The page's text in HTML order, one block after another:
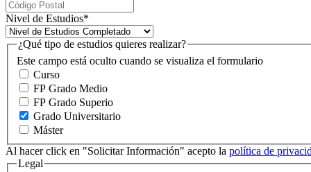
Nivel de Estudios*
Este campo está oculto cuando se visualiza el formulario
¿Qué tipo de estudios quieres realizar?
Curso
FP Grado Medio
FP Grado Superio
Grado Universitario
Máster
Al hacer click en "Solicitar Información" acepto la política de
Legal